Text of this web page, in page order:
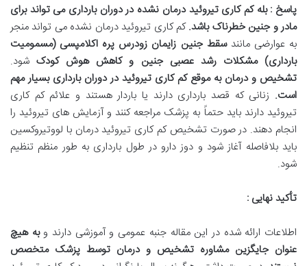
پاسخ : بله کم کاری تیروئید درمان نشده در دوران بارداری می تواند برای
مادر و جنین خطرناک باشد.کم کاری تیروئید درمان نشده می تواند منجر
به عوارضی مانندسقط جنین زایمان زودرس پره اکلامپسی (مسمومیت
بارداری) مشکلات رشد عصبی جنین و کاهش هوش کودکشود.
تشخیص و درمان به موقع کم کاری تیروئید در دوران بارداری بسیار مهم
است. زنانی که قصد بارداری دارند یا باردار هستند و علائم کم کاری
تیروئید دارند باید حتماً به پزشک مراجعه کنند و آزمایش های تیروئید را
انجام دهند. در صورت تشخیص کم کاری تیروئید درمان با لووتیروکسین
باید بلافاصله آغاز شود و دوز دارو در طول بارداری به طور منظم تنظیم
شود.
تأکید نهایی :
اطلاعات ارائه شده در این مقاله جنبه عمومی و آموزشی دارند وبه هیچ
عنوان جایگزین مشاوره تشخیص و درمان توسط پزشک متخصص